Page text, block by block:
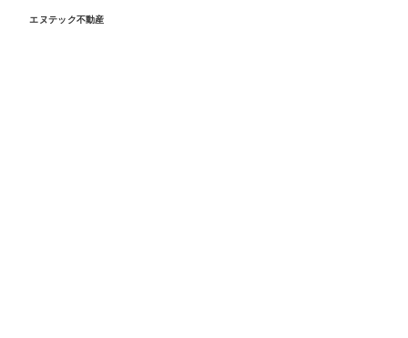
エヌテック不動産